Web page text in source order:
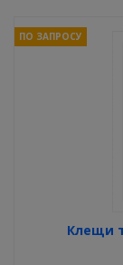
Клещи
ПО ЗАПРОСУ